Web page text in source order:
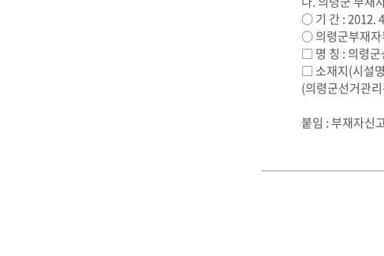
○ 기 간 : 2012.
○ 의령군부재자
□ 명 칭 : 의령군
□ 소재지(시설
(의령군선거관
붙임 : 부재자신